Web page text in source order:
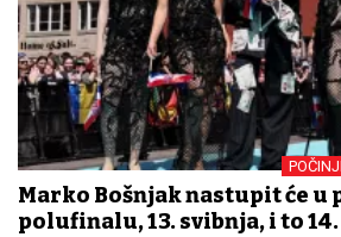
Marko Bošnjak nastupit će u
polufinalu, 13. svibnja, i to